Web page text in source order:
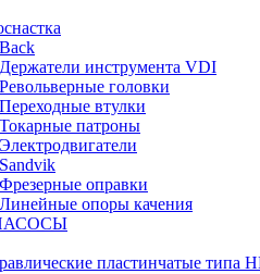
Back
Держатели инструмента VDI
Револьверные головки
Переходные втулки
Токарные патроны
Электродвигатели
Sandvik
Фрезерные оправки
Линейные опоры качения
пластинчатые типа